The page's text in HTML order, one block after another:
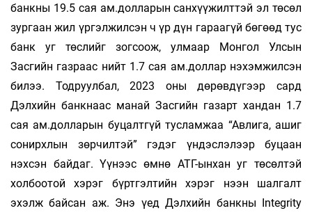
банкны 19.5 сая ам.долларын санхүүжилттэй эл төсөл
зургаан жил үргэлжилсэн ч үр дүн гараагүй бөгөөд тус
банк уг төслийг зогсоож, улмаар Монгол Улсын
Засгийн газраас нийт 1.7 сая ам.доллар нэхэмжилсэн
билээ. Тодруулбал, 2023 оны дөрөвдүгээр сард
Дэлхийн банкнаас манай Засгийн газарт хандан 1.7
сая ам.долларын буцалтгүй тусламжаа “Авлига, ашиг
сонирхлын зөрчилтэй” гэдэг үндэслэлээр буцаан
нэхсэн байдаг. Үүнээс өмнө АТГ-ынхан уг төсөлтэй
холбоотой хэрэг бүртгэлтийн хэрэг нээн шалгалт
эхэлж байсан аж. Энэ үед Дэлхийн банкны Integrity